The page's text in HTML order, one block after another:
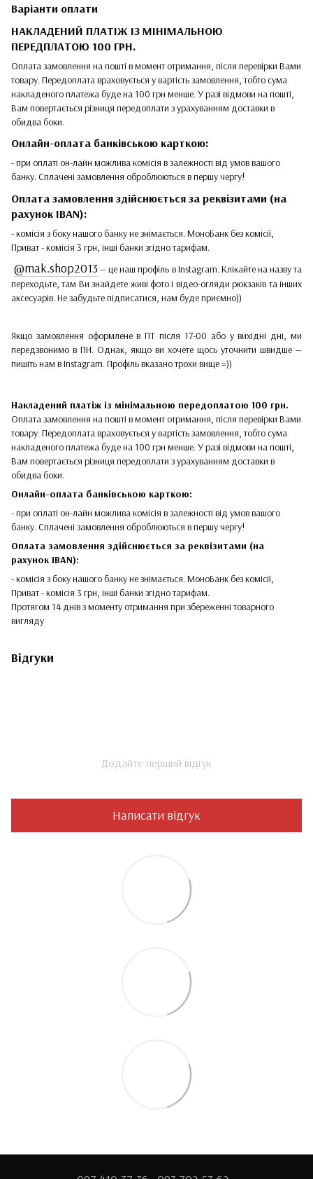
Варіанти оплати
НАКЛАДЕНИЙ ПЛАТІЖ ІЗ МІНІМАЛЬНОЮ
ПЕРЕДПЛАТОЮ 100 ГРН.
Оплата замовлення на пошті в момент отримання, після перевірки Вами
товару. Передоплата враховується у вартість замовлення, тобто сума
накладеного платежа буде на 100 грн менше. У разі відмови на пошті,
Вам повертається різниця передоплати з урахуванням доставки в
обидва боки.
Онлайн-оплата банківською карткою:
- при оплаті он-лайн можлива комісія в залежності від умов вашого
банку. Сплачені замовлення оброблюються в першу чергу!
Оплата замовлення здійснюється за реквізитами (на
рахунок IBAN):
- комісія з боку нашого банку не знімається. МоноБанк без комісії,
Приват - комісія 3 грн, інші банки згідно тарифам.
@mak.shop2013 — це наш профіль в Instagram. Клікайте на назву та
переходьте, там Ви знайдете живі фото і відео-огляди рюкзаків та інших
аксесуарів. Не забудьте підписатися, нам буде приємно))
Якщо замовлення оформлене в ПТ після 17-00 або у вихідні дні, ми
передзвонимо в ПН. Однак, якщо ви хочете щось уточнити швидше —
пишіть нам в Instagram. Профіль вказано трохи вище =))
Накладений платіж із мінімальною передоплатою 100 грн.
Оплата замовлення на пошті в момент отримання, після перевірки Вами
товару. Передоплата враховується у вартість замовлення, тобто сума
накладеного платежа буде на 100 грн менше. У разі відмови на пошті,
Вам повертається різниця передоплати з урахуванням доставки в
обидва боки.
Онлайн-оплата банківською карткою:
- при оплаті он-лайн можлива комісія в залежності від умов вашого
банку. Сплачені замовлення оброблюються в першу чергу!
Оплата замовлення здійснюється за реквізитами (на
рахунок IBAN):
- комісія з боку нашого банку не знімається. МоноБанк без комісії,
Приват - комісія 3 грн, інші банки згідно тарифам.
Протягом 14 днів з моменту отримання при збереженні товарного
вигляду
Відгуки
Додайте перший відгук
Написати відгук